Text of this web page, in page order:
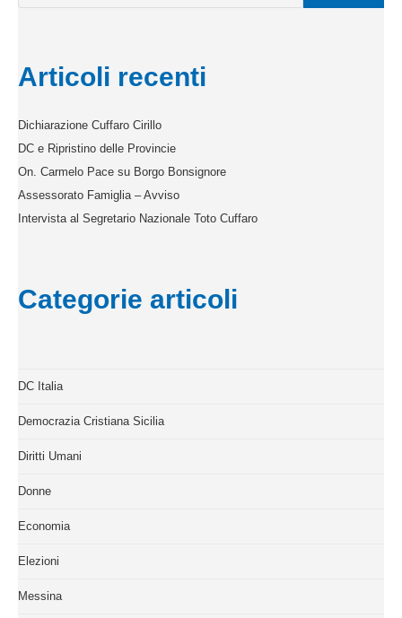
Articoli recenti
Dichiarazione Cuffaro Cirillo
DC e Ripristino delle Provincie
On. Carmelo Pace su Borgo Bonsignore
Assessorato Famiglia – Avviso
Intervista al Segretario Nazionale Toto Cuffaro
Categorie articoli
DC Italia
Democrazia Cristiana Sicilia
Diritti Umani
Donne
Economia
Elezioni
Messina